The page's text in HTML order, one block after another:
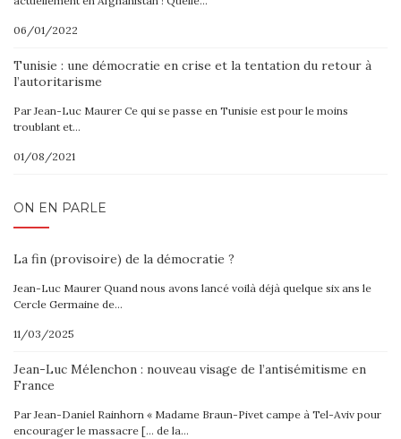
06/01/2022
Tunisie : une démocratie en crise et la tentation du retour à
l’autoritarisme
Par Jean-Luc Maurer Ce qui se passe en Tunisie est pour le moins
troublant et…
01/08/2021
ON EN PARLE
La fin (provisoire) de la démocratie ?
Jean-Luc Maurer Quand nous avons lancé voilà déjà quelque six ans le
Cercle Germaine de…
11/03/2025
Jean-Luc Mélenchon : nouveau visage de l’antisémitisme en
France
Par Jean-Daniel Rainhorn « Madame Braun-Pivet campe à Tel-Aviv pour
encourager le massacre [… de la…